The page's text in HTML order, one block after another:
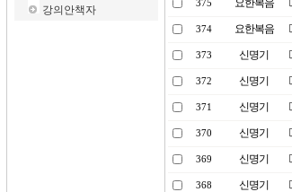
강의안책자
375 요한복음
374 요한복음
373 신명기
372 신명기
371 신명기
370 신명기
369 신명기
368 신명기